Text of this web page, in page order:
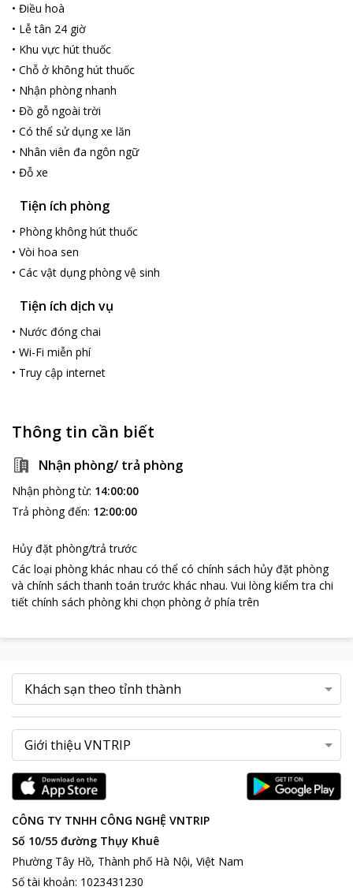
• Điều hoà
• Lễ tân 24 giờ
• Khu vực hút thuốc
• Chỗ ở không hút thuốc
• Nhận phòng nhanh
• Đồ gỗ ngoài trời
• Có thể sử dụng xe lăn
• Nhân viên đa ngôn ngữ
• Đỗ xe
Tiện ích phòng
• Phòng không hút thuốc
• Vòi hoa sen
• Các vật dụng phòng vệ sinh
Tiện ích dịch vụ
• Nước đóng chai
• Wi-Fi miễn phí
• Truy cập internet
Thông tin cần biết
Nhận phòng/ trả phòng
Nhận phòng từ: 14:00:00
Trả phòng đến: 12:00:00
Hủy đặt phòng/trả trước
Các loại phòng khác nhau có thể có chính sách hủy đặt phòng
và chính sách thanh toán trước khác nhau. Vui lòng kiểm tra chi
tiết chính sách phòng khi chọn phòng ở phía trên
CÔNG TY TNHH CÔNG NGHỆ VNTRIP
Số 10/55 đường Thụy Khuê
Phường Tây Hồ, Thành phố Hà Nội, Việt Nam
Số tài khoản: 1023431230